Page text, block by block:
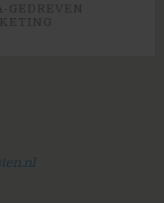
GEDREVEN